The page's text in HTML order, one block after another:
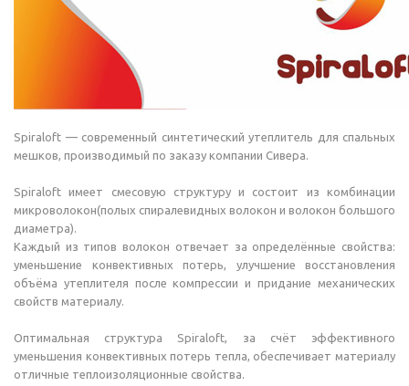
Spiraloft — современный синтетический утеплитель для спальных
мешков, производимый по заказу компании Сивера.
Spiraloft имеет смесовую структуру и состоит из комбинации
микроволокон(полых спиралевидных волокон и волокон большого
диаметра).
Каждый из типов волокон отвечает за определённые свойства:
уменьшение конвективных потерь, улучшение восстановления
объёма утеплителя после компрессии и придание механических
свойств материалу.
Оптимальная структура Spiraloft, за счёт эффективного
уменьшения конвективных потерь тепла, обеспечивает материалу
отличные теплоизоляционные свойства.